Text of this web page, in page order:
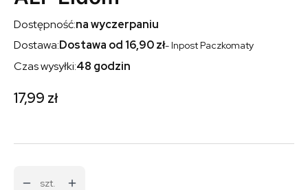
Dostępność:na wyczerpaniu
Dostawa:Dostawa od 16,90 zł- Inpost Paczkomaty
Czas wysyłki:48 godzin
Cena
17,99 zł
szt.